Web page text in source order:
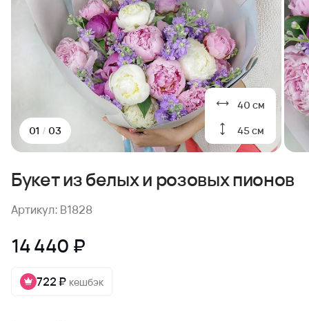
40 см
45 см
01 / 03
Букет из белых и розовых пионов
Артикул: B1828
14 440 ₽
722 ₽ кешбэк